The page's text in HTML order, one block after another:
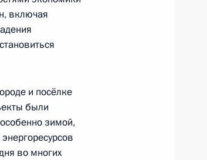
включая
и посёлке
были
зимой,
во многих